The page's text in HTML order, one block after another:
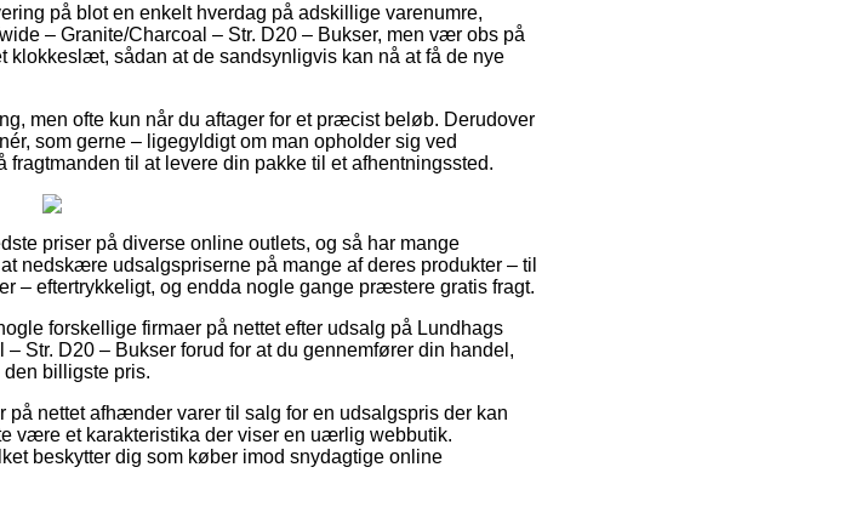
på blot en enkelt hverdag på adskillige varenumre,
– Granite/Charcoal – Str. D20 – Bukser, men vær obs på
klokkeslæt, sådan at de sandsynligvis kan nå at få de nye
men ofte kun når du aftager for et præcist beløb. Derudover
som gerne – ligegyldigt om man opholder sig ved
til at levere din pakke til et afhentningssted.
priser på diverse online outlets, og så har mange
nedskære udsalgspriserne på mange af deres produkter – til
– eftertrykkeligt, og endda nogle gange præstere gratis fragt.
forskellige firmaer på nettet efter udsalg på Lundhags
Str. D20 – Bukser forud for at du gennemfører din handel,
billigste pris.
nettet afhænder varer til salg for en udsalgspris der kan
være et karakteristika der viser en uærlig webbutik.
beskytter dig som køber imod snydagtige online